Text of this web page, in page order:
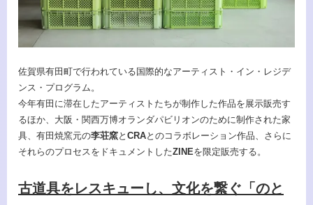
佐賀県有田町で行われている国際的なアーティスト・イン・レジデ
ンス・プログラム。
今年有田に滞在したアーティストたちが制作した作品を展示販売す
るほか、大阪・関西万博オランダパビリオンのために制作された家
具、有田焼窯元の李荘窯と CRAとのコラボレーション作品、さらに
それらのプロセスをドキュメントしたZINEを限定販売する。
古道具をレスキューし、文化を繋ぐ「のと